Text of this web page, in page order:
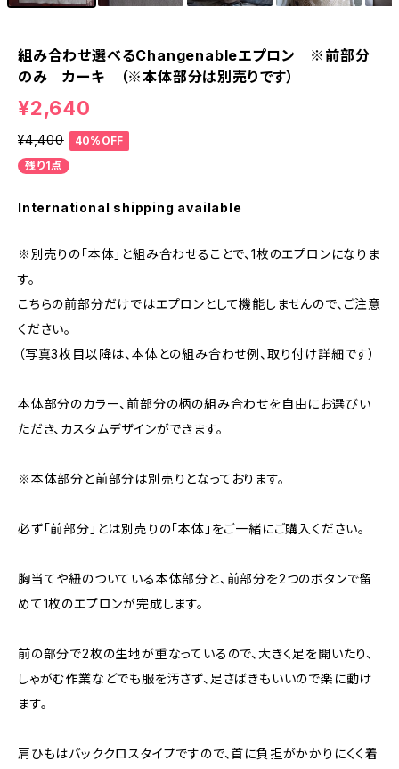
組み合わせ選べるChangenableエプロン ※前部分
のみ カーキ （※本体部分は別売りです）
¥2,640
¥4,400
40%OFF
残り1点
International shipping available
※別売りの「本体」と組み合わせることで、1枚のエプロンになりま
す。
こちらの前部分だけではエプロンとして機能しませんので、ご注意
ください。
（写真3枚目以降は、本体との組み合わせ例、取り付け詳細です）
本体部分のカラー、前部分の柄の組み合わせを自由にお選びい
ただき、カスタムデザインができます。
※本体部分と前部分は別売りとなっております。
必ず「前部分」とは別売りの「本体」をご一緒にご購入ください。
胸当てや紐のついている本体部分と、前部分を2つのボタンで留
めて1枚のエプロンが完成します。
前の部分で2枚の生地が重なっているので、大きく足を開いたり、
しゃがむ作業などでも服を汚さず、足さばきもいいので楽に動け
ます。
肩ひもはバッククロスタイプですので、首に負担がかかりにくく着